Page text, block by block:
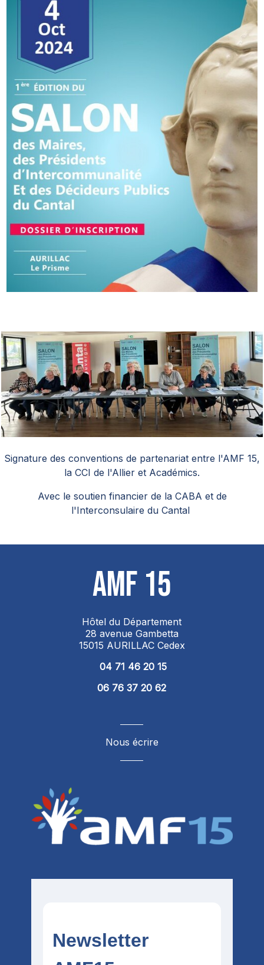
Signature des conventions de partenariat entre l'AMF 15,
la CCI de l'Allier et Académics.
Avec le soutien financier de la CABA et de
l'Interconsulaire du Cantal
AMF 15
Hôtel du Département
28 avenue Gambetta
15015 AURILLAC Cedex
04 71 46 20 15
06 76 37 20 62
Nous écrire